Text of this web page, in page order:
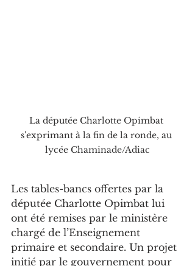
La députée Charlotte Opimbat
s'exprimant à la fin de la ronde, au
lycée Chaminade/Adiac
Les tables-bancs offertes par la
députée Charlotte Opimbat lui
ont été remises par le ministère
chargé de l’Enseignement
primaire et secondaire. Un projet
initié par le gouvernement pour